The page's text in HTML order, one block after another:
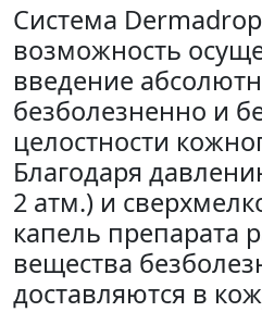
Система
возможность
введение
безболезненно и
целостности
Благодаря
2 атм.) и
капель препарата
вещества
доставляются в